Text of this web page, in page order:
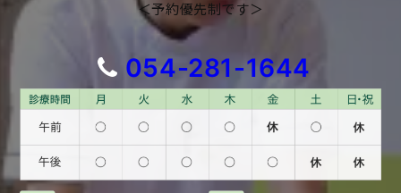
＜予約優先制です＞
054-281-1644